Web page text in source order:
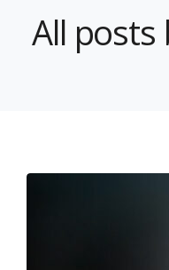
All